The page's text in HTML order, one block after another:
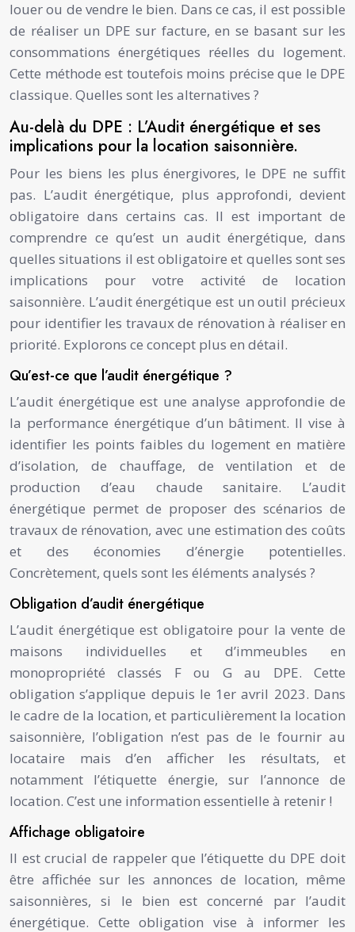
louer ou de vendre le bien. Dans ce cas, il est possible
de réaliser un DPE sur facture, en se basant sur les
consommations énergétiques réelles du logement.
Cette méthode est toutefois moins précise que le DPE
classique. Quelles sont les alternatives ?
Au-delà du DPE : L’Audit énergétique et ses
implications pour la location saisonnière.
Pour les biens les plus énergivores, le DPE ne suffit
pas. L’audit énergétique, plus approfondi, devient
obligatoire dans certains cas. Il est important de
comprendre ce qu’est un audit énergétique, dans
quelles situations il est obligatoire et quelles sont ses
implications pour votre activité de location
saisonnière. L’audit énergétique est un outil précieux
pour identifier les travaux de rénovation à réaliser en
priorité. Explorons ce concept plus en détail.
Qu’est-ce que l’audit énergétique ?
L’audit énergétique est une analyse approfondie de
la performance énergétique d’un bâtiment. Il vise à
identifier les points faibles du logement en matière
d’isolation, de chauffage, de ventilation et de
production d’eau chaude sanitaire. L’audit
énergétique permet de proposer des scénarios de
travaux de rénovation, avec une estimation des coûts
et des économies d’énergie potentielles.
Concrètement, quels sont les éléments analysés ?
Obligation d’audit énergétique
L’audit énergétique est obligatoire pour la vente de
maisons individuelles et d’immeubles en
monopropriété classés F ou G au DPE. Cette
obligation s’applique depuis le 1er avril 2023. Dans
le cadre de la location, et particulièrement la location
saisonnière, l’obligation n’est pas de le fournir au
locataire mais d’en afficher les résultats, et
notamment l’étiquette énergie, sur l’annonce de
location. C’est une information essentielle à retenir !
Affichage obligatoire
Il est crucial de rappeler que l’étiquette du DPE doit
être affichée sur les annonces de location, même
saisonnières, si le bien est concerné par l’audit
énergétique. Cette obligation vise à informer les